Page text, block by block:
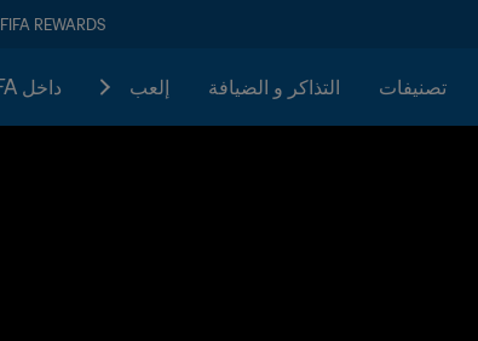
FIFA REWARDS
تصنيفات التذاكر و الضيافة إلعب داخل FIFA